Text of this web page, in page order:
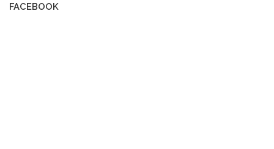
FACEBOOK